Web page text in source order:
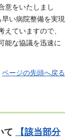
意をいたしまし
い病院整備を実現
えていますので、
能な協議を迅速に
ページの先頭へ戻る
て
【該当部分